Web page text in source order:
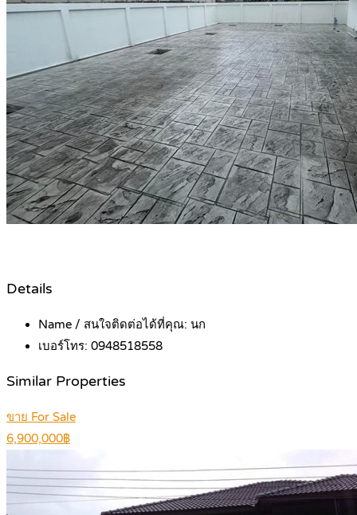
Details
Name / สนใจติดต่อได้ที่คุณ: นก
เบอร์โทร: 0948518558
Similar Properties
ขาย For Sale
6,900,000฿